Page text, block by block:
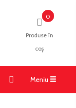
0
Produse în
coș
Meniu Toggle